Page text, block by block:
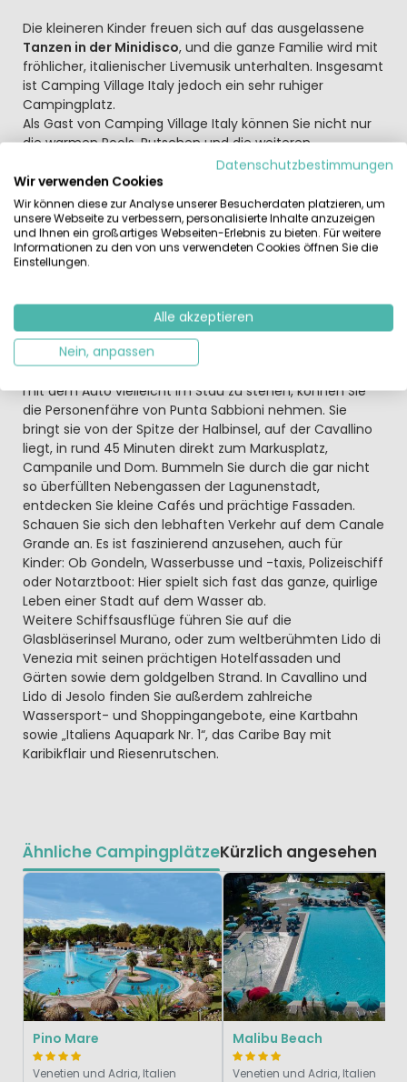
Die kleineren Kinder freuen sich auf das ausgelassene
Tanzen in der Minidisco, und die ganze Familie wird mit
fröhlicher, italienischer Livemusik unterhalten. Insgesamt
ist Camping Village Italy jedoch ein sehr ruhiger
Campingplatz.
Als Gast von Camping Village Italy können Sie nicht nur
die warmen Pools, Rutschen und die weiteren
Einrichtungen dieses Campingplatzes nutzen, wie das
moderneFitnessstudio
Zugang zu den vielen Sport- und Spielangeboten des
benachbarten 5-Sterne-Campingparks Union Lido (das
dortige Schwimmbad gegen Gebühr). So kombinieren
Sie beschauliche, erholsame Ferien, zum Beispiel mit
Eine Mini-Kreuzfahrt über das azurblaue Wasser der
Lagune
Ausflüge führen zum Beispiel ins nahe
mit dem Auto vielleicht im Stau zu stehen, können Sie
die Personenfähre von Punta Sabbioni nehmen. Sie
bringt sie von der Spitze der Halbinsel, auf der Cavallino
liegt, in rund 45 Minuten direkt zum Markusplatz,
Campanile und Dom. Bummeln Sie durch die gar nicht
so überfüllten Nebengassen der Lagunenstadt,
entdecken Sie kleine Cafés und prächtige Fassaden.
Schauen Sie sich den lebhaften Verkehr auf dem Canale
Grande an. Es ist faszinierend anzusehen, auch für
Kinder: Ob Gondeln, Wasserbusse und -taxis, Polizeischiff
oder Notarztboot: Hier spielt sich fast das ganze, quirlige
Leben einer Stadt auf dem Wasser ab.
Weitere Schiffsausflüge führen Sie auf die
Glasbläserinsel Murano, oder zum weltberühmten Lido di
Venezia mit seinen prächtigen Hotelfassaden und
Gärten sowie dem goldgelben Strand. In Cavallino und
Lido di Jesolo finden Sie außerdem zahlreiche
Wassersport- und Shoppingangebote, eine Kartbahn
sowie „Italiens Aquapark Nr. 1“, das Caribe Bay mit
Karibikflair und Riesenrutschen.
Ähnliche CampingplätzeKürzlich angesehen
Pino Mare
Venetien und Adria, Italien
Malibu Beach
Venetien und Adria, Italien
Datenschutzbestimmungen
Wir verwenden Cookies
Wir können diese zur Analyse unserer Besucherdaten platzieren, um
unsere Webseite zu verbessern, personalisierte Inhalte anzuzeigen
und Ihnen ein großartiges Webseiten-Erlebnis zu bieten. Für weitere
Informationen zu den von uns verwendeten Cookies öffnen Sie die
Einstellungen.
Alle akzeptieren
Nein, anpassen